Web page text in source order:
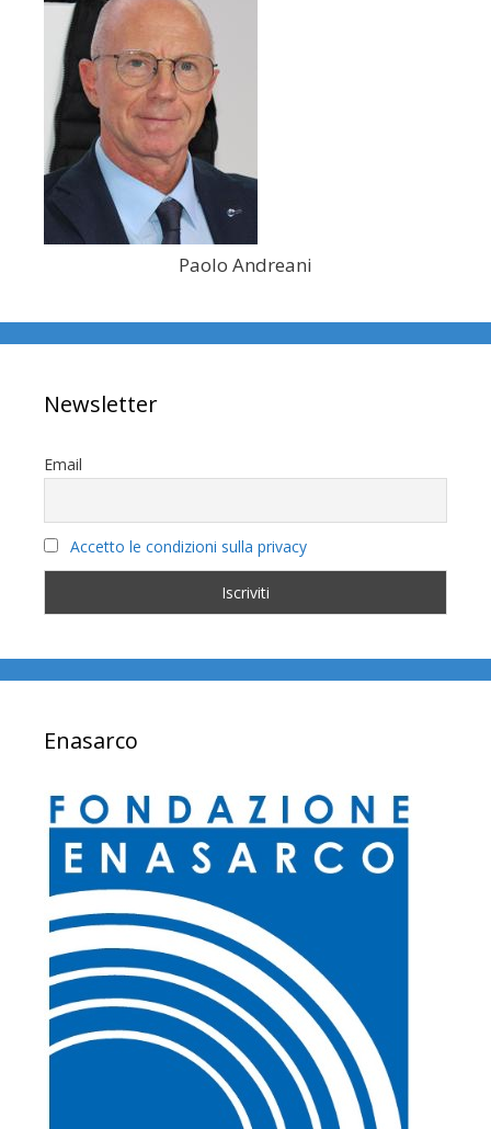
Paolo Andreani
Newsletter
Email
Accetto le condizioni sulla privacy
Enasarco